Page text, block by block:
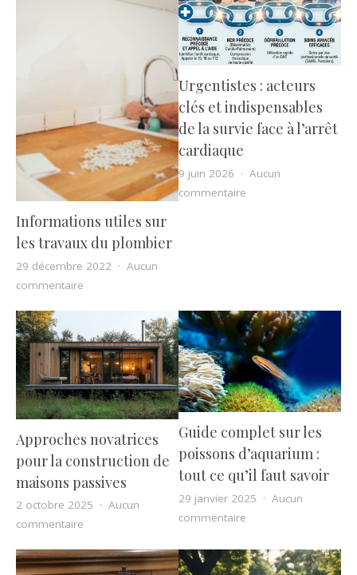
Informations utiles sur
les travaux du plombier
29 décembre 2022
Aucun
commentaire
Urgentistes : acteurs
clés et indispensables
de la survie face à l’arrêt
cardiaque
9 juin 2026
Aucun
commentaire
Approches novatrices
pour la construction de
maisons passives
2 octobre 2025
Aucun
commentaire sur Approches novatrices pour la construction de
Guide complet sur les
poissons d’aquarium :
tout ce qu’il faut savoir
29 janvier 2025
Aucun
commentaire